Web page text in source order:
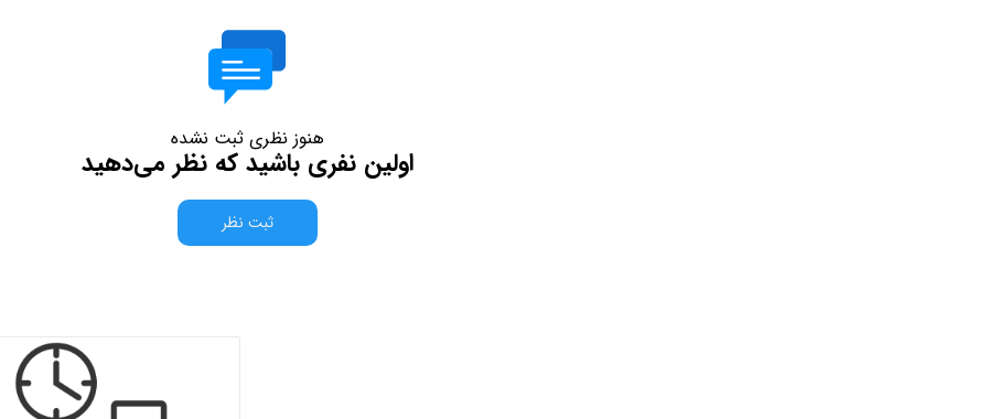
هنوز نظری ثبت نشده
اولین نفری باشید که نظر می‌دهید
ثبت نظر